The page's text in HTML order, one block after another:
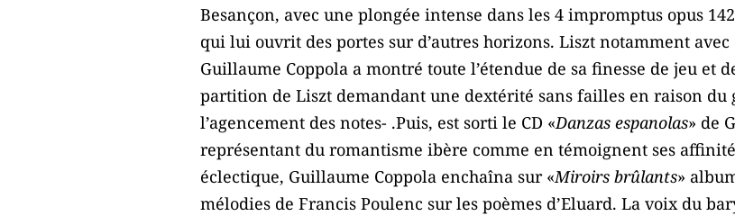
Besançon, avec une plongée intense dans les 4 impromptus opus
qui lui ouvrit des portes sur d’autres horizons. Liszt notamment avec
Guillaume Coppola a montré toute l’étendue de sa finesse de jeu et
partition de Liszt demandant une dextérité sans failles en raison du
l’agencement des notes- .Puis, est sorti le CD «Danzas espanolas» de
représentant du romantisme ibère comme en témoignent ses
éclectique, Guillaume Coppola enchaîna sur «Miroirs brûlants»
mélodies de Francis Poulenc sur les poèmes d’Eluard. La voix du